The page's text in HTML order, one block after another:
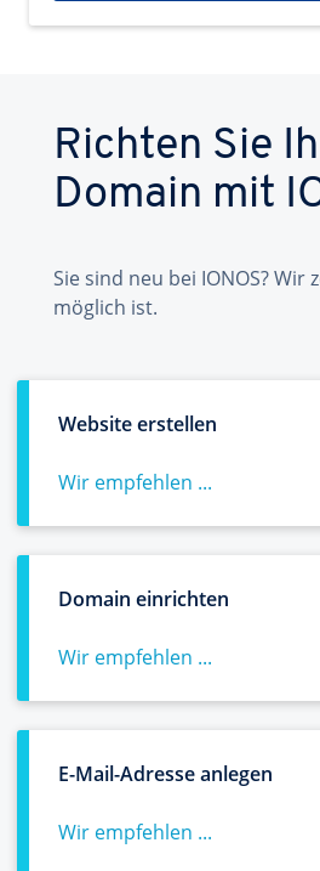
Richten Sie
Domain mit
Sie sind neu bei IONOS? Wir
möglich ist.
Website erstellen
Wir empfehlen ...
Domain einrichten
Wir empfehlen ...
E-Mail-Adresse anlegen
Wir empfehlen ...